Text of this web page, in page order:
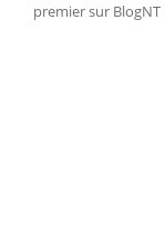
premier sur BlogNT